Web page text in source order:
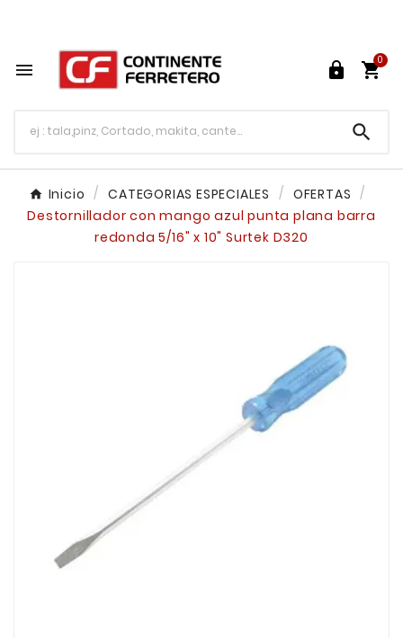
  
0

Inicio CATEGORIAS ESPECIALES
OFERTAS
Destornillador con mango azul punta plana barra
redonda 5/16" x 10" Surtek D320